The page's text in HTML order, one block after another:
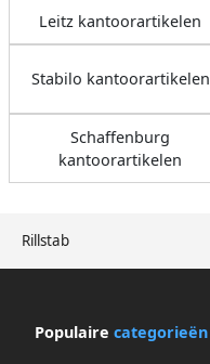
Rillstab
Leitz kantoorartikelen
Stabilo kantoorartikelen
Schaffenburg
kantoorartikelen
Populaire categorieën